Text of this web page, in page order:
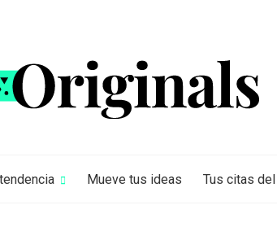
Mueve tus ideas Tus citas del